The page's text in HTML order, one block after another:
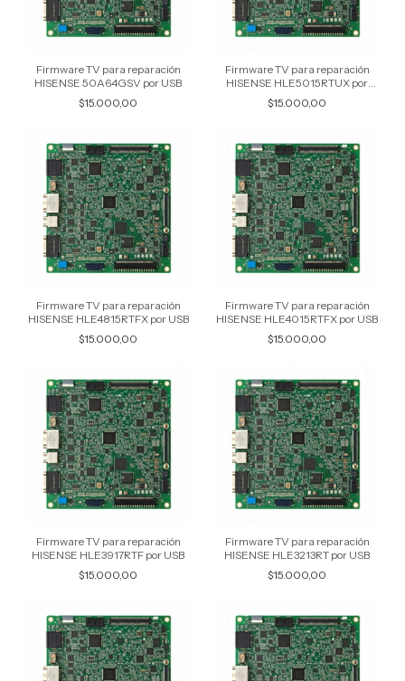
Firmware TV para reparación
HISENSE 50A64GSV por USB
$15.000,00
Firmware TV para reparación
HISENSE HLE5015RTUX por
USB
$15.000,00
Firmware TV para reparación
HISENSE HLE4815RTFX por USB
$15.000,00
Firmware TV para reparación
HISENSE HLE4015RTFX por USB
$15.000,00
Firmware TV para reparación
HISENSE HLE3917RTF por USB
$15.000,00
Firmware TV para reparación
HISENSE HLE3213RT por USB
$15.000,00